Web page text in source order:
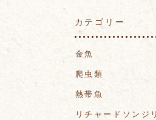
カテゴリー
金魚
爬虫類
熱帯魚
リチャードソンジ